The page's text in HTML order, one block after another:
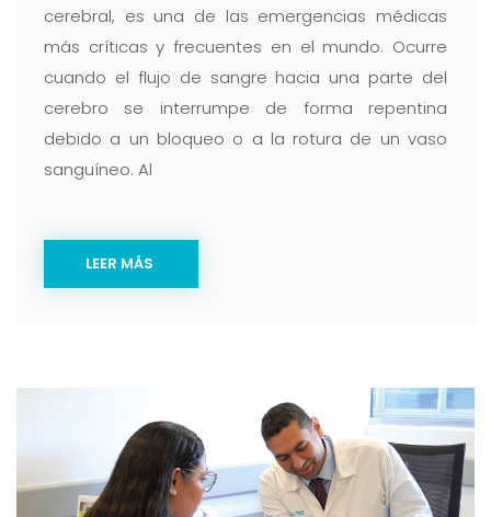
cerebral, es una de las emergencias médicas
más críticas y frecuentes en el mundo. Ocurre
cuando el flujo de sangre hacia una parte del
cerebro se interrumpe de forma repentina
debido a un bloqueo o a la rotura de un vaso
sanguíneo. Al
LEER MÁS